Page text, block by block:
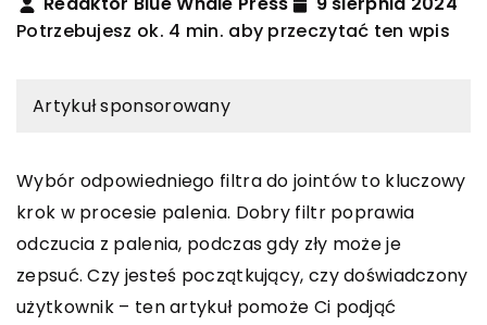
Potrzebujesz ok. 4 min. aby przeczytać ten wpis
Artykuł sponsorowany
Wybór odpowiedniego filtra do jointów to kluczowy
krok w procesie palenia. Dobry filtr poprawia
odczucia z palenia, podczas gdy zły może je
zepsuć. Czy jesteś początkujący, czy doświadczony
użytkownik – ten artykuł pomoże Ci podjąć